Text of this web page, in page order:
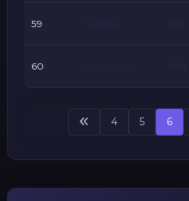
59
60
4 5 6